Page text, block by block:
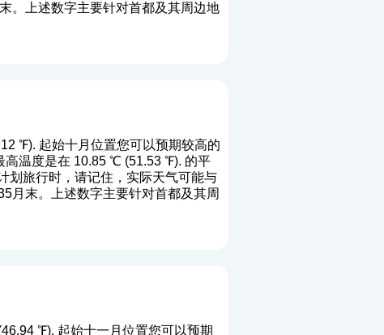
。上述数字主要针对首都及其周边地
℉). 起始十月位置您可以预期较高的
高温度是在 10.85 ℃ (51.53 ℉). 的平
划旅行时，请记住，实际天气可能与
月末。上述数字主要针对首都及其周
℉). 起始十一月位置您可以预期